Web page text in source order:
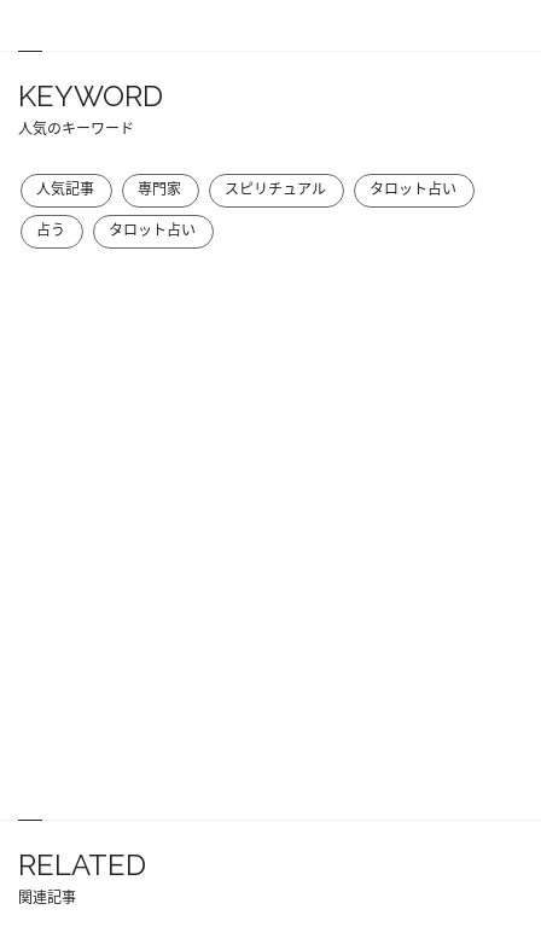
KEYWORD
人気のキーワード
人気記事 専門家 スピリチュアル
タロット占い
占う
タロット占い
RELATED
関連記事